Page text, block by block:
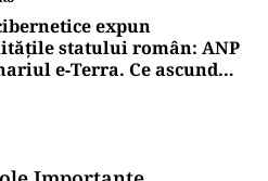
expun
statului român: ANP
e‑Terra. Ce ascund